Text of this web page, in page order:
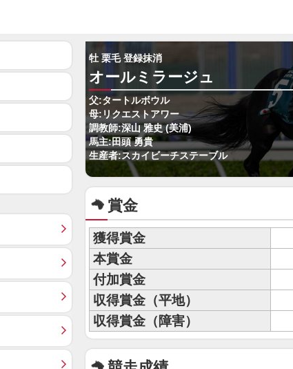
牡 栗毛 登録抹消
オールミラージュ
父:タートルボウル
母:リクエストアワー
調教師:深山 雅史 (美浦)
馬主:田頭 勇貴
生産者:スカイビーチステーブル
賞金
獲得賞金
本賞金
付加賞金
収得賞金（平地）
収得賞金（障害）